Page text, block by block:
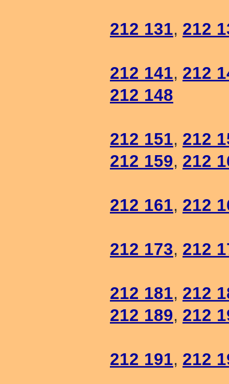
212 131, 212
212 141, 212
212 148
212 151, 212
212 159, 212
212 161, 212
212 173, 212
212 181, 212
212 189, 212
212 191, 212